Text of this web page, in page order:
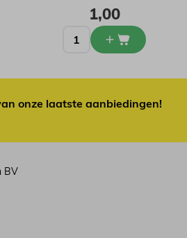
1,00
onze laatste aanbiedingen!
BV